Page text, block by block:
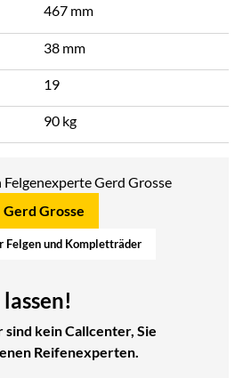
467 mm
38 mm
19
90 kg
Gerd Grosse
Felgen und Kompletträder
sind kein Callcenter, Sie
Reifenexperten.